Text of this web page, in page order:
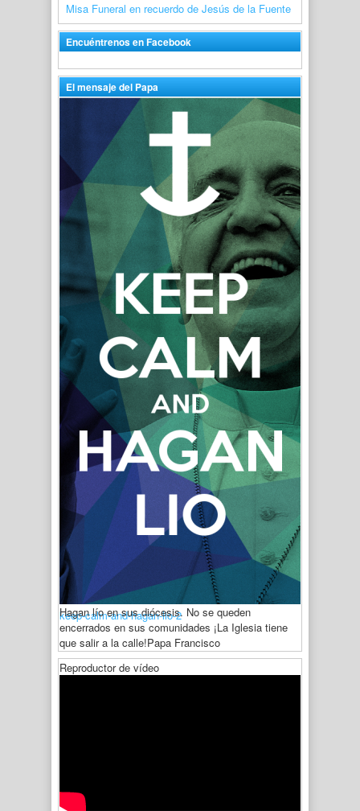
Misa Funeral en recuerdo de Jesús de la Fuente
Encuéntrenos en Facebook
El mensaje del Papa
keep-calm-and-hagan-lio-2
Hagan lío en sus diócesis. No se queden
encerrados en sus comunidades ¡La Iglesia tiene
que salir a la calle!Papa Francisco
Reproductor de vídeo